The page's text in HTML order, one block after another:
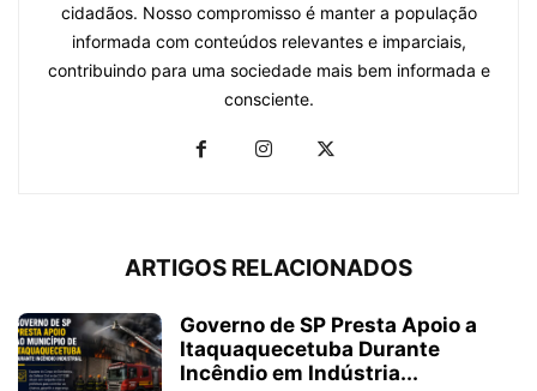
cidadãos. Nosso compromisso é manter a população
informada com conteúdos relevantes e imparciais,
contribuindo para uma sociedade mais bem informada e
consciente.
ARTIGOS RELACIONADOS
Governo de SP Presta Apoio a
Itaquaquecetuba Durante
Incêndio em Indústria...